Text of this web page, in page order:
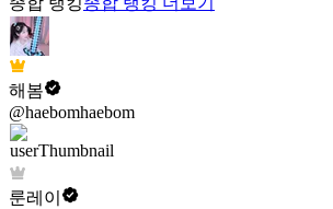
해봄
@haebomhaebom
룬레이